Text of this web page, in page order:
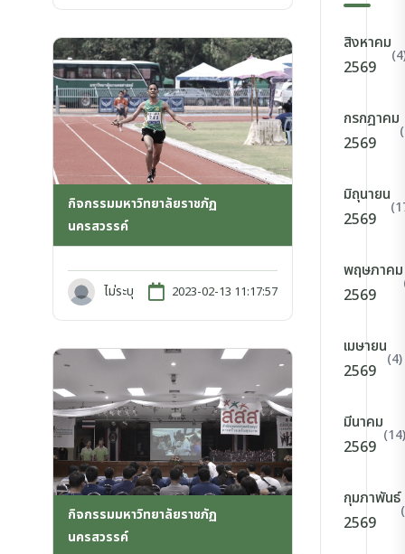
กิจกรรมมหาวิทยาลัยราชภัฏ
นครสวรรค์
ไม่ระบุ 2023-02-13 11:17:57
กิจกรรมมหาวิทยาลัยราชภัฏ
นครสวรรค์
สิงหาคม
2569
กรกฎาคม
2569
มิถุนายน
2569
พฤษภาคม
2569
เมษายน
2569
(4)
มีนาคม
2569
(14)
กุมภาพันธ์
2569